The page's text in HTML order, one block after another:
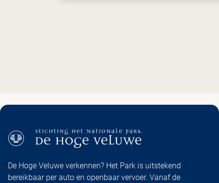
De Hoge Veluwe verkennen? Het Park is uitstekend
bereikbaar per auto en openbaar vervoer. Vanaf de